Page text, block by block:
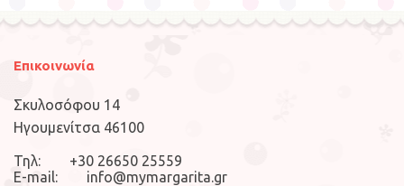
Επικοινωνία
Σκυλοσόφου 14
Ηγουμενίτσα 46100
Τηλ: +30 26650 25559
E-mail: info@mymargarita.gr